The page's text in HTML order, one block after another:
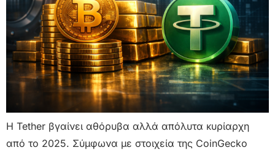
Η Tether βγαίνει αθόρυβα αλλά απόλυτα κυρίαρχη
από το 2025. Σύμφωνα με στοιχεία της CoinGecko